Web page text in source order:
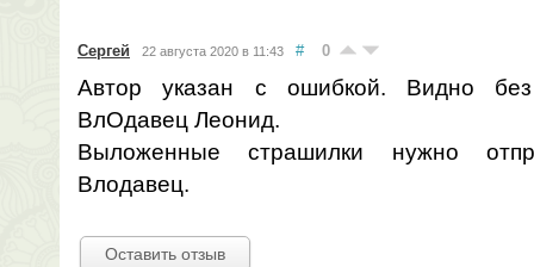
Сергей 22 августа 2020 в 11:43 # 0
Автор указан с ошибкой. Видно
ВлОдавец Леонид.
Выложенные страшилки нужно
Влодавец.
Оставить отзыв